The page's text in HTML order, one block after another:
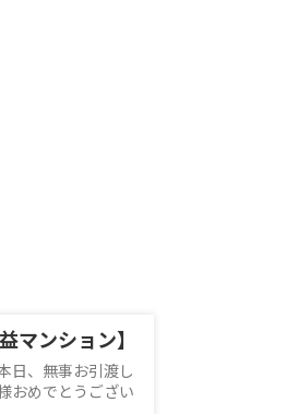
ンション】
無事お引渡し
おめでとうござい